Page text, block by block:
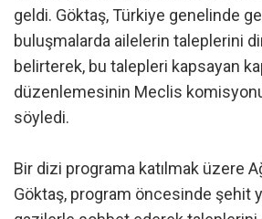
geldi. Göktaş, Türkiye genelinde
buluşmalarda ailelerin taleplerini
belirterek, bu talepleri kapsayan
düzenlemesinin Meclis
söyledi.
Bir dizi programa katılmak üzere
Göktaş, program öncesinde şehit